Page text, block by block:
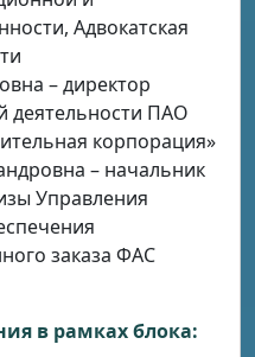
Адвокатская
– директор
деятельности ПАО
корпорация»
– начальник
Управления
заказа ФАС
в рамках блока: